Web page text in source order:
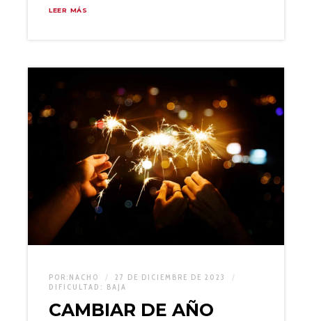
LEER MÁS
POR: NACHO
27 DE DICIEMBRE DE 2023
DIFICULTAD: BAJA
CAMBIAR DE AÑO